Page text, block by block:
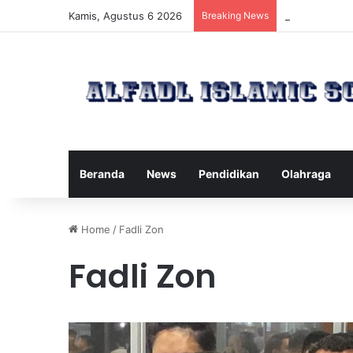
Kamis, Agustus 6 2026 Breaking News
Beranda News Pendidikan Olahraga
Home / Fadli Zon
Fadli Zon